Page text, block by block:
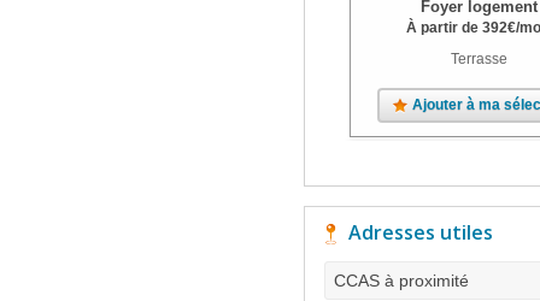
Foyer logement
À partir de 392€/
Terrasse
Ajouter à ma
Adresses utiles
CCAS à proximité